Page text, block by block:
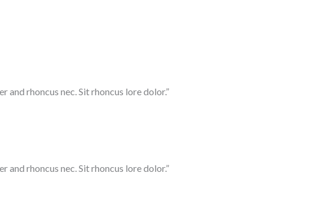
and rhoncus nec. Sit rhoncus lore dolor.”
and rhoncus nec. Sit rhoncus lore dolor.”